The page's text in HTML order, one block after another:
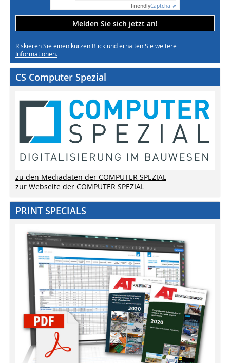
FriendlyCaptcha ⇗
Melden Sie sich jetzt an!
Riskieren Sie einen kurzen Blick und erhalten Sie weitere
Informationen.
CS Computer Spezial
zu den Mediadaten der COMPUTER SPEZIAL
zur Webseite der COMPUTER SPEZIAL
PRINT SPECIALS